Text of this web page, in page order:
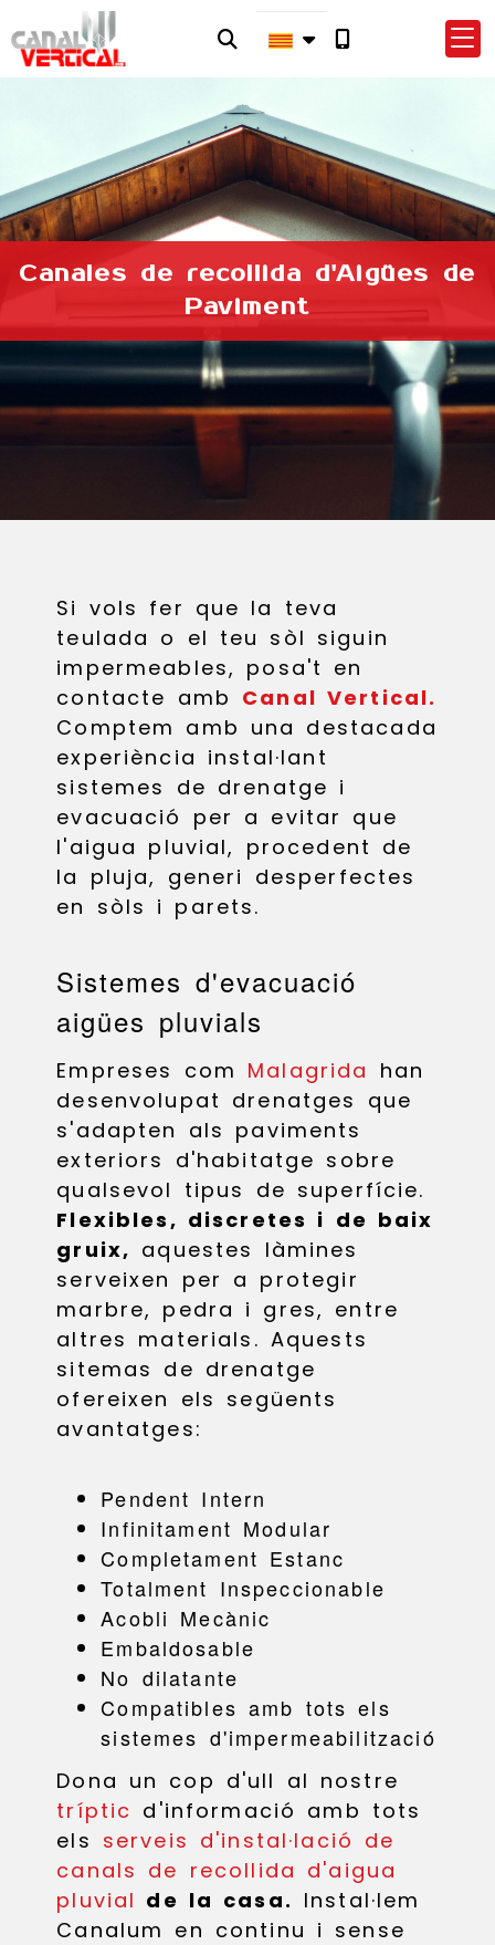
Canales de recollida d'Aigües de
Paviment
Si vols fer que la teva
teulada o el teu sòl siguin
impermeables, posa't en
contacte amb Canal Vertical.
Comptem amb una destacada
experiència instal·lant
sistemes de drenatge i
evacuació per a evitar que
l'aigua pluvial, procedent de
la pluja, generi desperfectes
en sòls i parets.
Sistemes d'evacuació
aigües pluvials
Empreses com Malagrida han
desenvolupat drenatges que
s'adapten als paviments
exteriors d'habitatge sobre
qualsevol tipus de superfície.
Flexibles, discretes i de baix
gruix, aquestes làmines
serveixen per a protegir
marbre, pedra i gres, entre
altres materials. Aquests
sitemas de drenatge
ofereixen els següents
avantatges:
Pendent Intern
Infinitament Modular
Completament Estanc
Totalment Inspeccionable
Acobli Mecànic
Embaldosable
No dilatante
Compatibles amb tots els
sistemes d'impermeabilització
Dona un cop d'ull al nostre
tríptic d'informació amb tots
els serveis d'instal·lació de
canals de recollida d'aigua
pluvial de la casa. Instal·lem
Canalum en continu i sense